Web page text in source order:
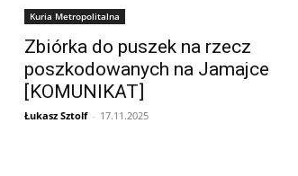
Kuria Metropolitalna
Zbiórka do puszek na rzecz
poszkodowanych na Jamajce
[KOMUNIKAT]
Łukasz Sztolf - 17.11.2025